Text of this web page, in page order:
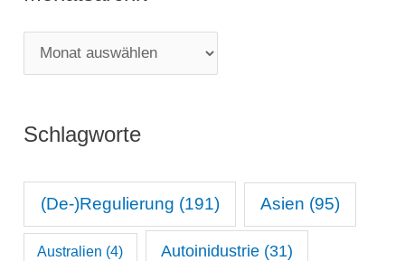
n
o
a
a
Schlagworte
(De-)Regulierung (191) Asien (95)
Australien (4) Autoinidustrie(31)